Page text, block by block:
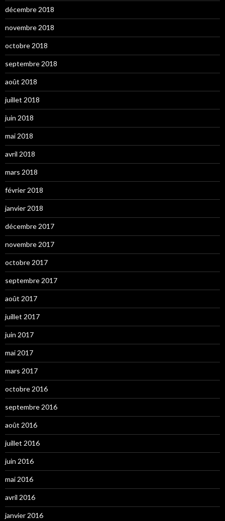
décembre 2018
novembre 2018
octobre 2018
septembre 2018
août 2018
juillet 2018
juin 2018
mai 2018
avril 2018
mars 2018
février 2018
janvier 2018
décembre 2017
novembre 2017
octobre 2017
septembre 2017
août 2017
juillet 2017
juin 2017
mai 2017
mars 2017
octobre 2016
septembre 2016
août 2016
juillet 2016
juin 2016
mai 2016
avril 2016
janvier 2016